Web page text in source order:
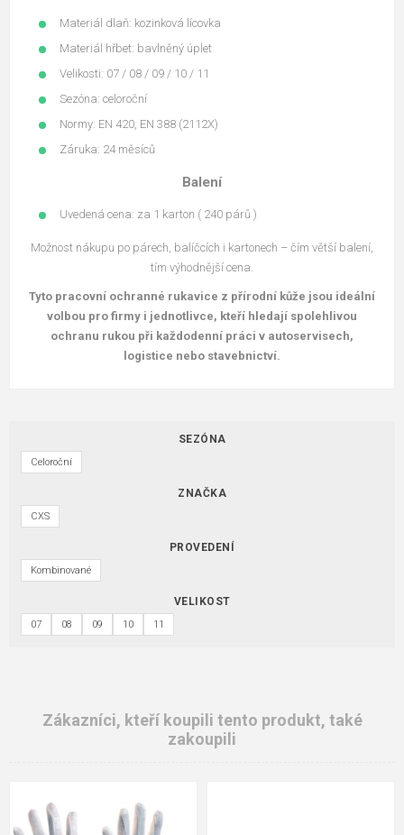
Materiál dlaň: kozinková lícovka
Materiál hřbet: bavlněný úplet
Velikosti: 07 / 08 / 09 / 10 / 11
Sezóna: celoroční
Normy: EN 420, EN 388 (2112X)
Záruka: 24 měsíců
Balení
Uvedená cena: za 1 karton ( 240 párů )
Možnost nákupu po párech, balíčcích i kartonech – čím větší balení,
tím výhodnější cena.
Tyto pracovní ochranné rukavice z přírodní kůže jsou ideální
volbou pro firmy i jednotlivce, kteří hledají spolehlivou
ochranu rukou při každodenní práci v autoservisech,
logistice nebo stavebnictví.
SEZÓNA
Celoroční
ZNAČKA
CXS
PROVEDENÍ
Kombinované
VELIKOST
07 08 09 10 11
Zákazníci, kteří koupili tento produkt, také
zakoupili